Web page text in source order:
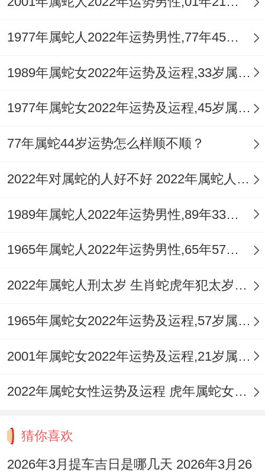
1977年属蛇人2022年运势男性,77年45岁属蛇男2022年每月运程怎么样
1989年属蛇女2022年运势及运程,33岁属蛇人2022全年每月运势女性如何
1977年属蛇女2022年运势及运程,45岁属蛇人2022全年每月运势女性如何
77年属蛇44岁运势怎么样顺不顺？
2022年对属蛇的人好不好 2022年属蛇人运势如何
1989年属蛇人2022年运势男性,89年33岁属蛇男2022年每月运程怎么样
1965年属蛇人2022年运势男性,65年57岁属蛇男2022年每月运程怎么样
2022年属蛇人刑太岁 生肖蛇虎年犯太岁如何化解
1965年属蛇女2022年运势及运程,57岁属蛇人2022全年每月运势女性如何
2001年属蛇女2022年运势及运程,21岁属蛇人2022全年每月运势女性如何
2022年属蛇女性运势及运程 虎年属蛇女带什么转运
猜你喜欢
2026年3月提车吉日是哪几天 2026年3月26